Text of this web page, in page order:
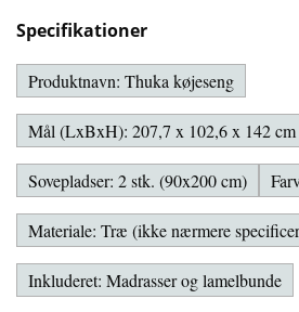
Specifikationer
Produktnavn: Thuka køjeseng
Mål (LxBxH): 207,7 x 102,6 x 142 cm
Sovepladser: 2 stk. (90x200 cm)
Materiale: Træ (ikke nærmere
Inkluderet: Madrasser og lamelbunde